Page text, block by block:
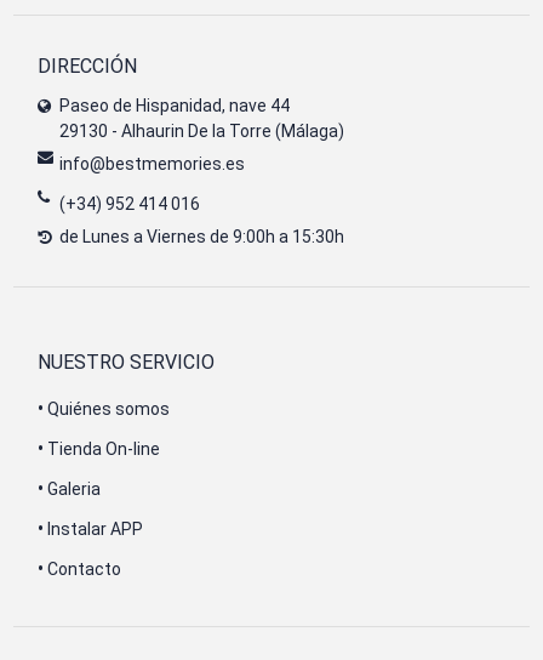
DIRECCIÓN
Paseo de Hispanidad, nave 44
29130 - Alhaurin De la Torre (Málaga)
info@bestmemories.es
(+34) 952 414 016
de Lunes a Viernes de 9:00h a 15:30h
NUESTRO SERVICIO
• Quiénes somos
• Tienda On-line
• Galeria
• Instalar APP
• Contacto